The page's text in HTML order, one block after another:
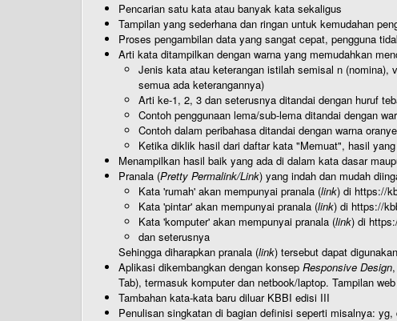
Pencarian satu kata atau banyak kata sekaligus
Tampilan yang sederhana dan ringan untuk kemudahan
Proses pengambilan data yang sangat cepat, pengguna
Arti kata ditampilkan dengan warna yang memudahkan
Jenis kata atau keterangan istilah semisal n (nomina),
semua ada keterangannya)
Arti ke-1, 2, 3 dan seterusnya ditandai dengan huruf
Contoh penggunaan lema/sub-lema ditandai dengan
Contoh dalam peribahasa ditandai dengan warna oranye
Ketika diklik hasil dari daftar kata "Memuat", hasil
Menampilkan hasil baik yang ada di dalam kata dasar
Pranala (Pretty Permalink/Link) yang indah dan mudah
Kata 'rumah' akan mempunyai pranala (link) di https://
Kata 'pintar' akan mempunyai pranala (link) di https://
Kata 'komputer' akan mempunyai pranala (link) di
dan seterusnya
Sehingga diharapkan pranala (link) tersebut dapat
Aplikasi dikembangkan dengan konsep Responsive Design
Tab), termasuk komputer dan netbook/laptop. Tampilan
Tambahan kata-kata baru diluar KBBI edisi III
Penulisan singkatan di bagian definisi seperti misalnya: